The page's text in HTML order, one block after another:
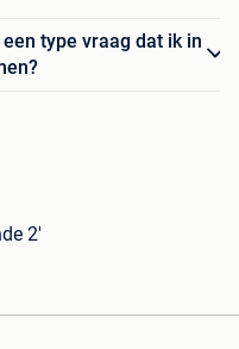
type vraag dat ik in
2'